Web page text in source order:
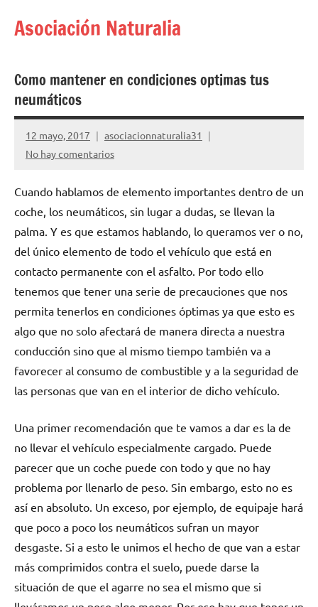
Asociación Naturalia
Como mantener en condiciones optimas tus
neumáticos
12 mayo, 2017
asociacionnaturalia31
No hay comentarios
Cuando hablamos de elemento importantes dentro de un
coche, los neumáticos, sin lugar a dudas, se llevan la
palma. Y es que estamos hablando, lo queramos ver o no,
del único elemento de todo el vehículo que está en
contacto permanente con el asfalto. Por todo ello
tenemos que tener una serie de precauciones que nos
permita tenerlos en condiciones óptimas ya que esto es
algo que no solo afectará de manera directa a nuestra
conducción sino que al mismo tiempo también va a
favorecer al consumo de combustible y a la seguridad de
las personas que van en el interior de dicho vehículo.
Una primer recomendación que te vamos a dar es la de
no llevar el vehículo especialmente cargado. Puede
parecer que un coche puede con todo y que no hay
problema por llenarlo de peso. Sin embargo, esto no es
así en absoluto. Un exceso, por ejemplo, de equipaje hará
que poco a poco los neumáticos sufran un mayor
desgaste. Si a esto le unimos el hecho de que van a estar
más comprimidos contra el suelo, puede darse la
situación de que el agarre no sea el mismo que si